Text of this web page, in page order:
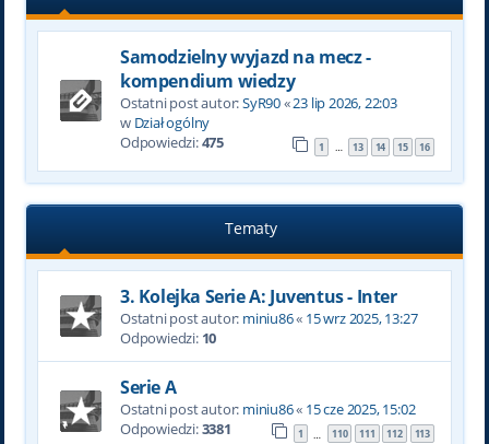
Samodzielny wyjazd na mecz -
kompendium wiedzy
Ostatni post autor:SyR90«23 lip 2026, 22:03
w Dział ogólny
Odpowiedzi:475 1 … 13 14 15 16
Tematy
3. Kolejka Serie A: Juventus - Inter
Ostatni post autor: miniu86« 15 wrz 2025, 13:27
Odpowiedzi: 10
Serie A
Ostatni post autor: miniu86« 15 cze 2025, 15:02
Odpowiedzi:3381 1 … 110 111 112 113